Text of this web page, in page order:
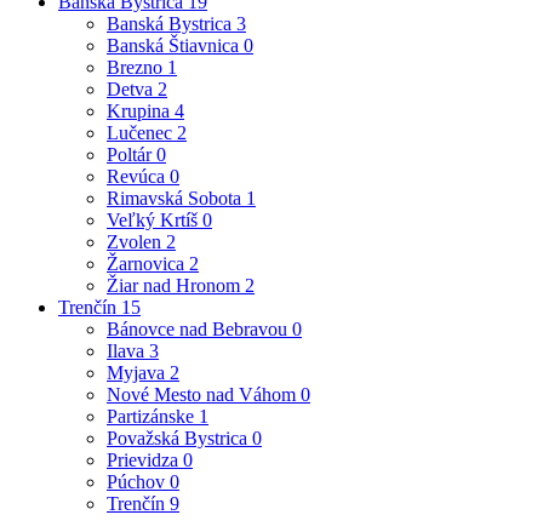
Banská Bystrica 3
Banská Štiavnica 0
Brezno 1
Detva 2
Krupina 4
Lučenec 2
Poltár0
Revúca 0
Rimavská Sobota 1
Veľký Krtíš 0
Zvolen 2
Žarnovica 2
Žiar nad Hronom 2
Trenčín 15
Bánovce nad Bebravou 0
Ilava 3
Myjava 2
Nové Mesto nad Váhom 0
Partizánske 1
Považská Bystrica 0
Prievidza 0
Púchov 0
Trenčín 9